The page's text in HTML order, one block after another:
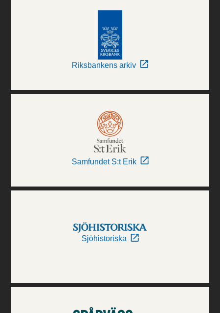
Riksbankens arkiv
Samfundet S:t Erik
Sjöhistoriska